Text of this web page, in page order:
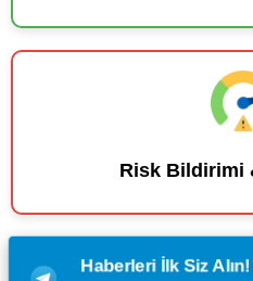
Risk Bildirimi
Haberleri İlk Siz